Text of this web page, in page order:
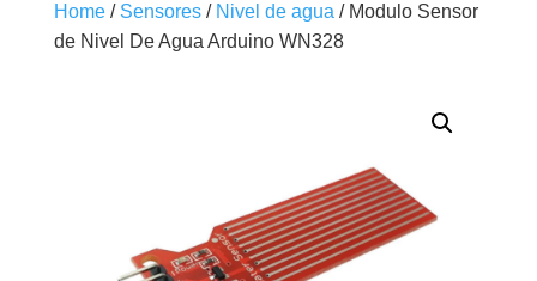
Home/ Sensores/ Nivel de agua / Modulo Sensor
de Nivel De Agua Arduino WN328